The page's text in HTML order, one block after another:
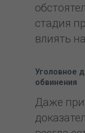
стадия
влиять
Уголовное
обвинения
Даже